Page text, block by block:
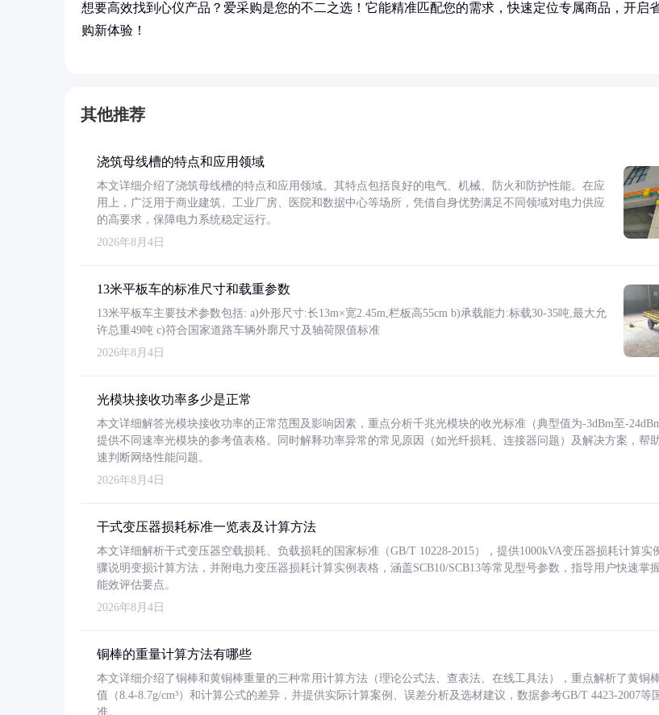
想要高效找到心仪产品？爱采购是您的不二之选！它能精准匹配您的需求，快速定位专属商品，开启
购新体验！
其他推荐
浇筑母线槽的特点和应用领域
本文详细介绍了浇筑母线槽的特点和应用领域。其特点包括良好的电气、机械、防火和防护性能。在应
用上，广泛用于商业建筑、工业厂房、医院和数据中心等场所，凭借自身优势满足不同领域对电力供应
的高要求，保障电力系统稳定运行。
2026年8月4日
13米平板车的标准尺寸和载重参数
13米平板车主要技术参数包括: a)外形尺寸:长13m×宽2.45m,栏板高55cm b)承载能力:标载30-35吨,最大允
许总重49吨 c)符合国家道路车辆外廓尺寸及轴荷限值标准
2026年8月4日
光模块接收功率多少是正常
本文详细解答光模块接收功率的正常范围及影响因素，重点分析千兆光模块的收光标准（典型值为-3dBm至-
提供不同速率光模块的参考值表格。同时解释功率异常的常见原因（如光纤损耗、连接器问题）及解决方案，帮
速判断网络性能问题。
2026年8月4日
干式变压器损耗标准一览表及计算方法
本文详细解析干式变压器空载损耗、负载损耗的国家标准（GB/T 10228-2015），提供1000kVA变压器损耗计算实
骤说明变损计算方法，并附电力变压器损耗计算实例表格，涵盖SCB10/SCB13等常见型号参数，指导用户快速掌
能效评估要点。
2026年8月4日
铜棒的重量计算方法有哪些
本文详细介绍了铜棒和黄铜棒重量的三种常用计算方法（理论公式法、查表法、在线工具法），重点解析了黄铜
值（8.4-8.7g/cm³）和计算公式的差异，并提供实际计算案例、误差分析及选材建议，数据参考GB/T 4423-2007等
准。